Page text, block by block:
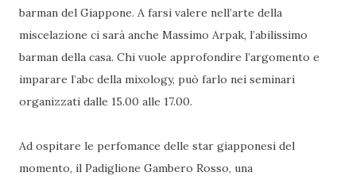
barman del Giappone. A farsi valere nell’arte della
miscelazione ci sarà anche Massimo Arpak, l’abilissimo
barman della casa. Chi vuole approfondire l’argomento e
imparare l’abc della mixology, può farlo nei seminari
organizzati dalle 15.00 alle 17.00.
Ad ospitare le perfomance delle star giapponesi del
momento, il Padiglione Gambero Rosso, una